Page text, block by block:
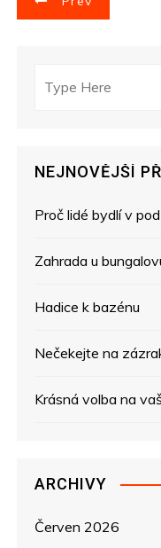
NEJNOVĚJŠÍ
Proč lidé bydlí v
Zahrada u
Hadice k bazénu
Nečekejte na
Krásná volba na
ARCHIVY
Červen 2026